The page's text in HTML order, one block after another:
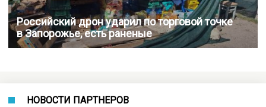
Российский дрон ударил по торговой точке
в Запорожье, есть раненые
НОВОСТИ ПАРТНЕРОВ